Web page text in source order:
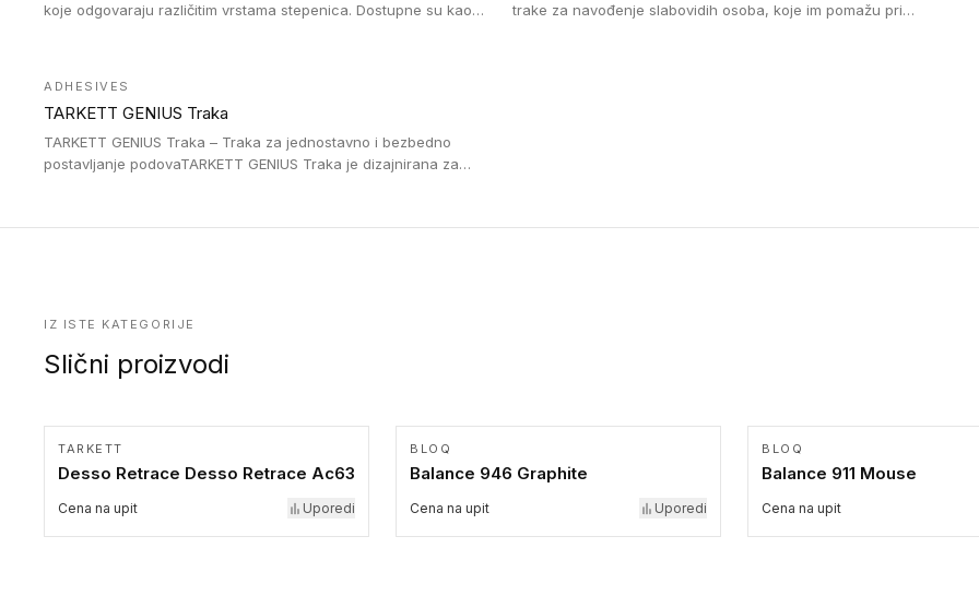
koje odgovaraju različitim vrstama stepenica. Dostupne su kao
uglom, sa poluprečnikom savijanja od 2R za stepenice više od
16 cm. Poste i verzije od aluminijuma za oblasti pod visokim
opterećenjem. Postavljaju se na postojeći pod. Veoma su
trake za navođenje slabovidih osoba, koje im pomažu pri
ADHESIVES
TARKETT GENIUS Traka
TARKETT GENIUS Traka – Traka za jednostavno i bezbedno
postavljanje podovaTARKETT GENIUS Traka je dizajnirana za
IZ ISTE KATEGORIJE
Slični proizvodi
TARKETT
Desso Retrace Desso Retrace Ac63
Cena na upit Uporedi
BLOQ
Balance 946 Graphite
Cena na upit Uporedi
BLOQ
Balance 911 Mouse
Cena na upit